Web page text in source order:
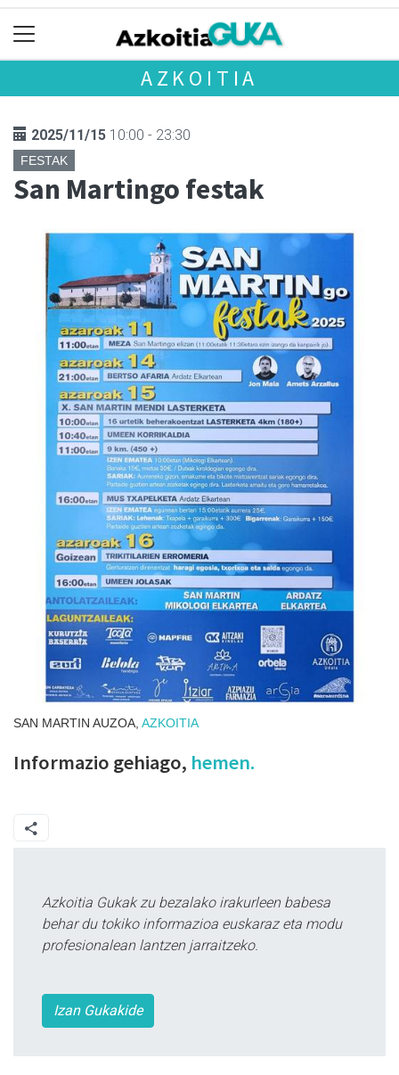
AZKOITIA
2025/11/15 10:00 - 23:30
FESTAK
San Martingo festak
SAN MARTIN AUZOA, AZKOITIA
Informazio gehiago, hemen.
Azkoitia Gukak zu bezalako irakurleen babesa
behar du tokiko informazioa euskaraz eta modu
profesionalean lantzen jarraitzeko.
Izan Gukakide